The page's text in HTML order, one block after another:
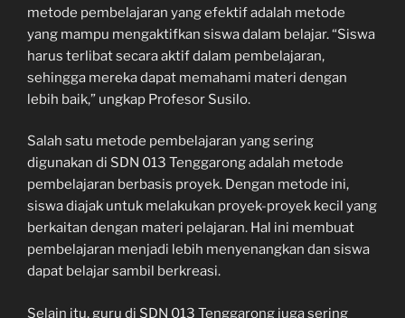
metode pembelajaran yang efektif adalah metode
yang mampu mengaktifkan siswa dalam belajar. “Siswa
harus terlibat secara aktif dalam pembelajaran,
sehingga mereka dapat memahami materi dengan
lebih baik,” ungkap Profesor Susilo.
Salah satu metode pembelajaran yang sering
digunakan di SDN 013 Tenggarong adalah metode
pembelajaran berbasis proyek. Dengan metode ini,
siswa diajak untuk melakukan proyek-proyek kecil yang
berkaitan dengan materi pelajaran. Hal ini membuat
pembelajaran menjadi lebih menyenangkan dan siswa
dapat belajar sambil berkreasi.
Selain itu, guru di SDN 013 Tenggarong juga sering